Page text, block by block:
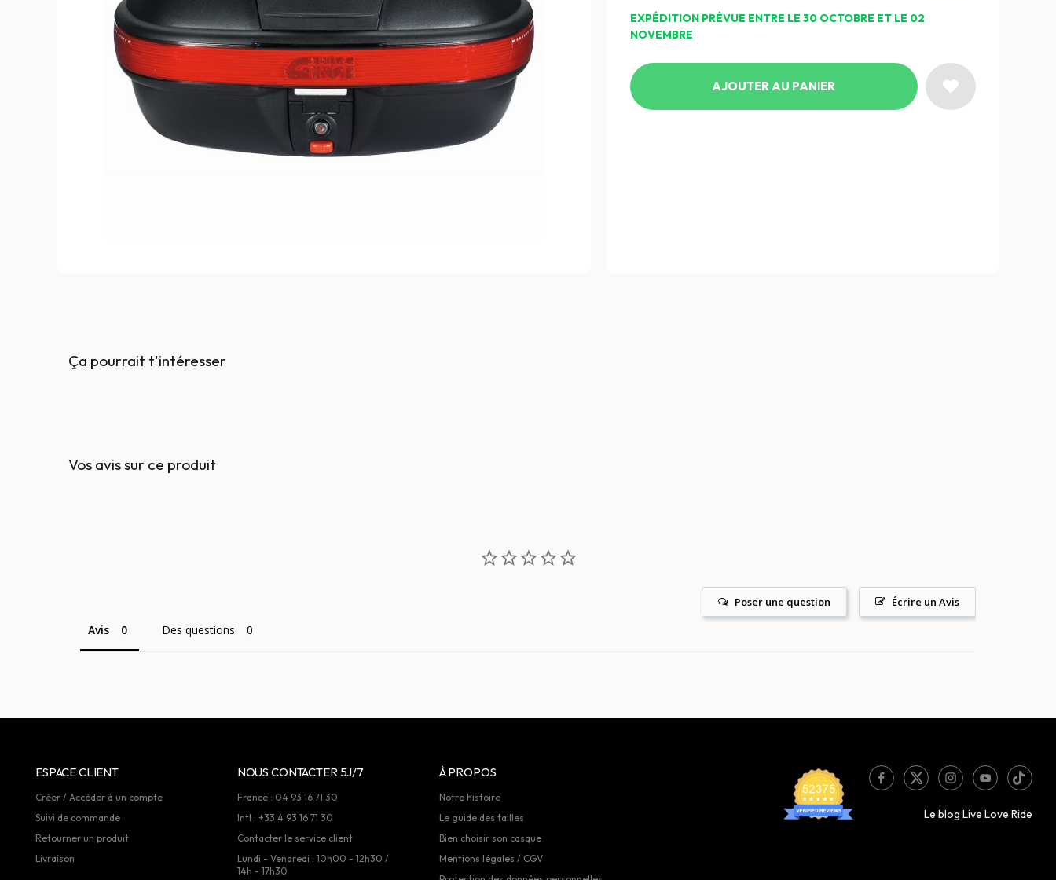
EXPÉDITION PRÉVUE ENTRE LE 30 OCTOBRE ET LE 02
NOVEMBRE
AJOUTER AU PANIER
Ça pourrait t'intéresser
Vos avis sur ce produit
Écrire un Avis
Poser une question
Avis Des questions
ESPACE CLIENT
Créer / Accèder à un compte
Suivi de commande
Retourner un produit
Livraison
NOUS CONTACTER 5J/7
France : 04 93 16 71 30
Intl : +33 4 93 16 71 30
Contacter le service client
Lundi - Vendredi : 10h00 - 12h30 /
14h - 17h30
À PROPOS
Notre histoire
Le guide des tailles
Bien choisir son casque
Mentions légales / CGV
Le blog Live Love Ride